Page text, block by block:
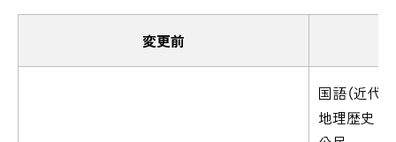
変更前
国語（近代
地理歴史